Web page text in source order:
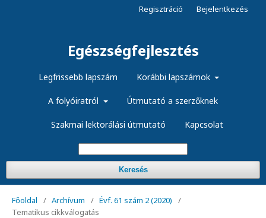
Egészségfejlesztés
Legfrissebb lapszám Korábbi lapszámok
A folyóiratról Útmutató a szerzőknek
Szakmai lektorálási útmutató Kapcsolat
Keresés
Regisztráció Bejelentkezés
Főoldal / Archívum / Évf. 61 szám 2 (2020)
/
Tematikus cikkválogatás